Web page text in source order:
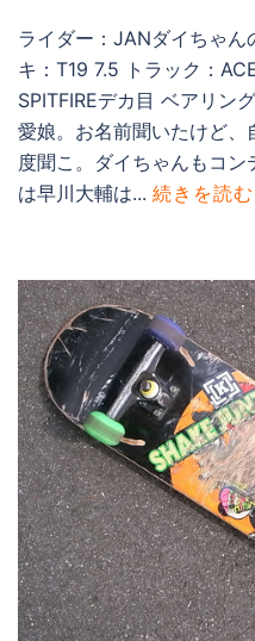
ライダー：JANダイちゃん
キ：T19 7.5 トラック：
SPITFIREデカ目 ベアリン
愛娘。お名前聞いたけど
度聞こ。ダイちゃんもコ
は早川大輔は... 続きを読む